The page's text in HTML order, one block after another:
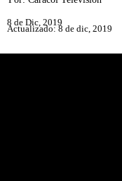
8 de Dic, 2019
Actualizado: 8 de dic, 2019